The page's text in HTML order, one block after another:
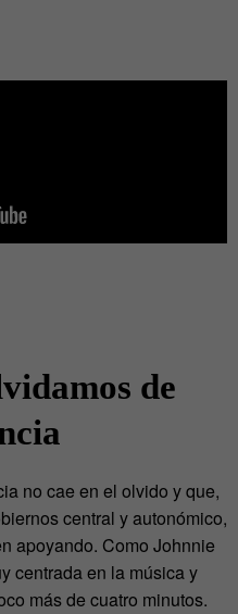
de
no cae en el olvido y que,
central y autonómico,
apoyando. Como Johnnie
centrada en la música y
más de cuatro minutos.